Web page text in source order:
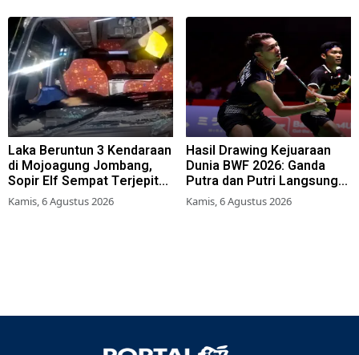
Laka Beruntun 3 Kendaraan
di Mojoagung Jombang,
Sopir Elf Sempat Terjepit
Kemudi
Kamis, 6 Agustus 2026
Hasil Drawing Kejuaraan
Dunia BWF 2026: Ganda
Putra dan Putri Langsung
Lolos Babak Kedua, 6 Wakil
Bertarung dari Awal
Kamis, 6 Agustus 2026